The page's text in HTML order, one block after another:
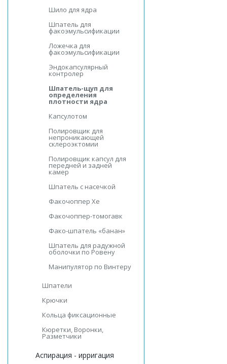
Шило для ядра
Шпатель для
факоэмульсификации
Ложечка для
факоэмульсификации
Эндокапсулярный
контролер
Шпатель-щуп для
определения
плотности ядра
Капсулотом
Полировщик для
непроникающей
склероэктомии
Полировщик капсул для
передней и задней
камер
Шпатель с насечкой
Факочоппер Хе
Факочоппер-томогавк
Фако-шпатель «банан»
Шпатель для радужной
оболочки по Ровену
Манипулятор по Винтеру
Шпатели
Крючки
Кольца фиксационные
Кюретки, Воронки,
Разметчики
Аспирация - ирригация